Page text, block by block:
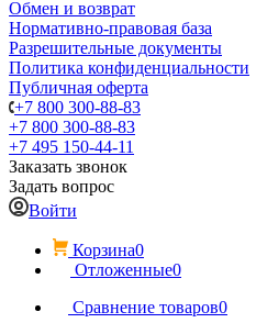
Обмен и возврат
Нормативно-правовая база
Разрешительные документы
Политика конфиденциальности
Публичная оферта
+7 800 300-88-83
+7 800 300-88-83
+7 495 150-44-11
Заказать звонок
Задать вопрос
Войти
Корзина0
Отложенные0
Сравнение товаров0